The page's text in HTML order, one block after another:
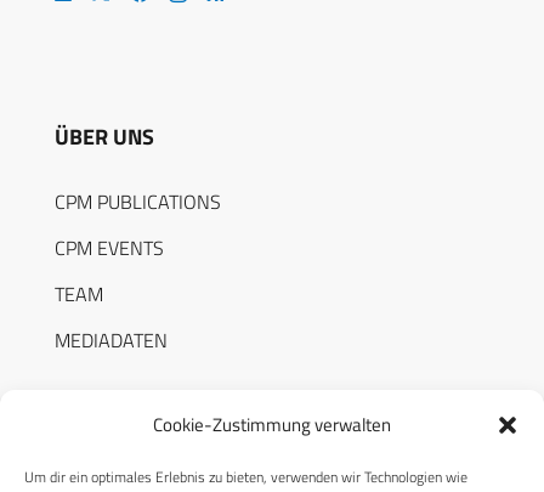
Cookie-Zustimmung verwalten
Um dir ein optimales Erlebnis zu bieten, verwenden wir Technologien wie
ÜBER UNS
CPM PUBLICATIONS
CPM EVENTS
TEAM
MEDIADATEN